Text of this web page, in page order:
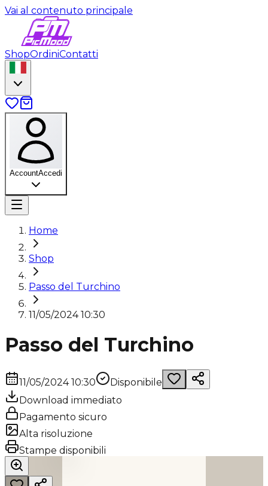
Vai al contenuto principale
ShopOrdiniContatti
AccountAccedi
Home
Shop
Passo del Turchino
11/05/2024 10:30
Passo del Turchino
11/05/2024 10:30
Disponibile
Download immediato
Pagamento sicuro
Alta risoluzione
Stampe disponibili